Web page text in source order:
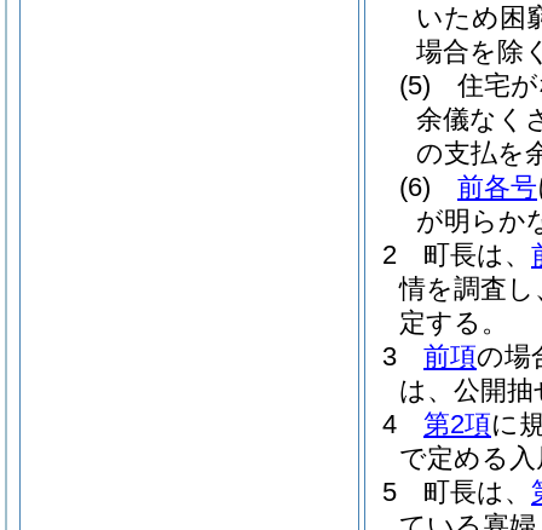
いため困
場合を除
(5)
住宅
余儀なく
の支払を
(6)
前各号
が明らか
2
町長は、
情を調査
定する。
3
前項の場
は、公開
4
第2項に
で定める
5
町長は、